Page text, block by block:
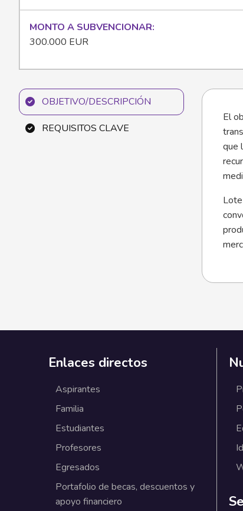
MONTO A SUBVENCIONAR
300.000 EUR
OBJETIVO/DESCRIPCIÓN
REQUISITOS CLAVE
El
que
Enlaces directos
Aspirantes
Familia
Estudiantes
Profesores
Egresados
Portafolio de becas, descuentos y
apoyo financiero